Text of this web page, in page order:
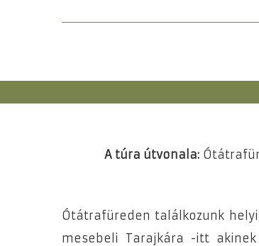
A túra útvonala:
Ótátrafüreden találkozunk
mesebeli Tarajkára -itt